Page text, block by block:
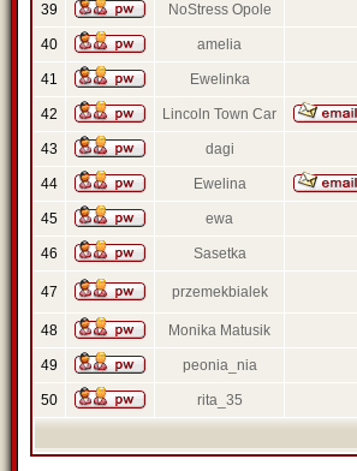
39 NoStress Opole
40 amelia
41 Ewelinka
42 Lincoln Town Car
43 dagi
44 Ewelina
45 ewa
46 Sasetka
47 przemekbialek
48
Monika Matusik
49 peonia_nia
50 rita_35